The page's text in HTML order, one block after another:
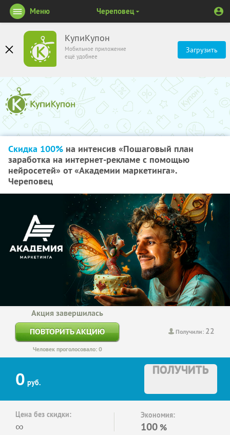
КупиКупон
Мобильное приложение
ещё удобнее
Загрузить
Меню Череповец
Скидка 100% на интенсив «Пошаговый план
заработка на интернет-рекламе с помощью
нейросетей» от «Академии маркетинга».
Череповец
Получили: 22
Акция завершилась
ПОВТОРИТЬ АКЦИЮ
Человек проголосовало: 0
0 руб.
ПОЛУЧИТЬ
Цена без скидки:
∞
Экономия:
100 %